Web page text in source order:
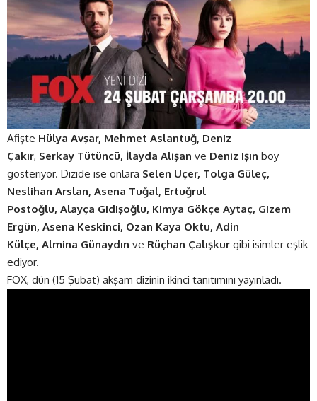
Afişte Hülya Avşar, Mehmet Aslantuğ, Deniz
Çakır, Serkay Tütüncü, İlayda Alişan ve Deniz Işın boy
gösteriyor. Dizide ise onlara Selen Uçer, Tolga Güleç,
Neslihan Arslan, Asena Tuğal, Ertuğrul
Postoğlu, Alayça Gidişoğlu, Kimya Gökçe Aytaç, Gizem
Ergün, Asena Keskinci, Ozan Kaya Oktu, Adin
Külçe, Almina Günaydın ve Rüçhan Çalışkur gibi isimler eşlik
ediyor.
FOX, dün (15 Şubat) akşam dizinin ikinci tanıtımını yayınladı.